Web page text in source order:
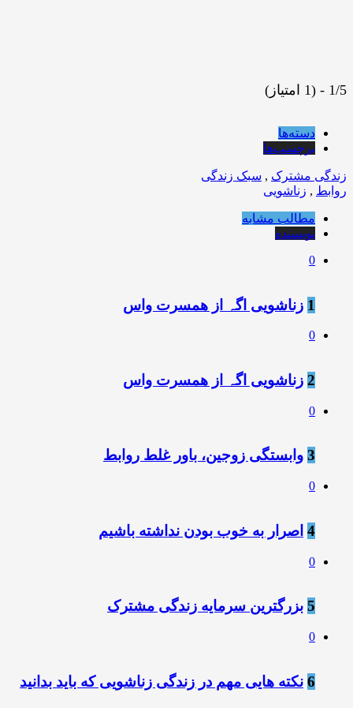
1/5 - (1 امتیاز)
دسته‌ها
برچسب‌ها
زندگی مشترک , سبک زندگی
روابط , زناشویی
مطالب مشابه
نویسنده
0
1 زناشویی اگہ از همسرت واس
0
2 زناشویی اگہ از همسرت واس
0
3 وابستگی زوجین، باور غلط روابط
0
4 اصرار به خوب بودن نداشته باشیم
0
5 بزرگترین سرمایه زندگی مشترک
0
6 نکته هایی مهم در زندگی زناشویی که باید بدانید